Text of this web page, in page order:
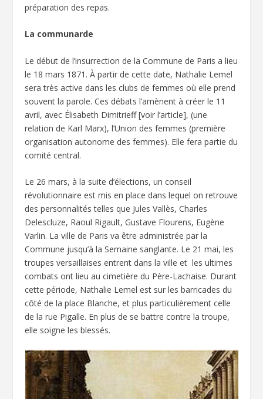
préparation des repas.
La communarde
Le début de l’insurrection de la Commune de Paris a lieu
le 18 mars 1871. À partir de cette date, Nathalie Lemel
sera très active dans les clubs de femmes où elle prend
souvent la parole. Ces débats l’amènent à créer le 11
avril, avec Élisabeth Dimitrieff [voir l’article], (une
relation de Karl Marx), l’Union des femmes (première
organisation autonome des femmes). Elle fera partie du
comité central.
Le 26 mars, à la suite d’élections, un conseil
révolutionnaire est mis en place dans lequel on retrouve
des personnalités telles que Jules Vallès, Charles
Delescluze, Raoul Rigault, Gustave Flourens, Eugène
Varlin. La ville de Paris va être administrée par la
Commune jusqu’à la Semaine sanglante. Le 21 mai, les
troupes versaillaises entrent dans la ville et les ultimes
combats ont lieu au cimetière du Père-Lachaise. Durant
cette période, Nathalie Lemel est sur les barricades du
côté de la place Blanche, et plus particulièrement celle
de la rue Pigalle. En plus de se battre contre la troupe,
elle soigne les blessés.